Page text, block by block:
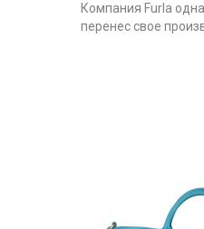
Компания Furla
перенес свое